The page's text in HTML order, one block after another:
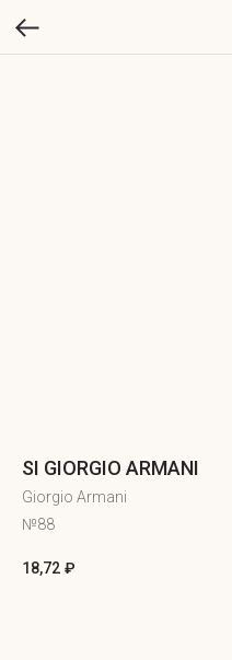
SI GIORGIO ARMANI
Giorgio Armani
№88
18,72 ₽